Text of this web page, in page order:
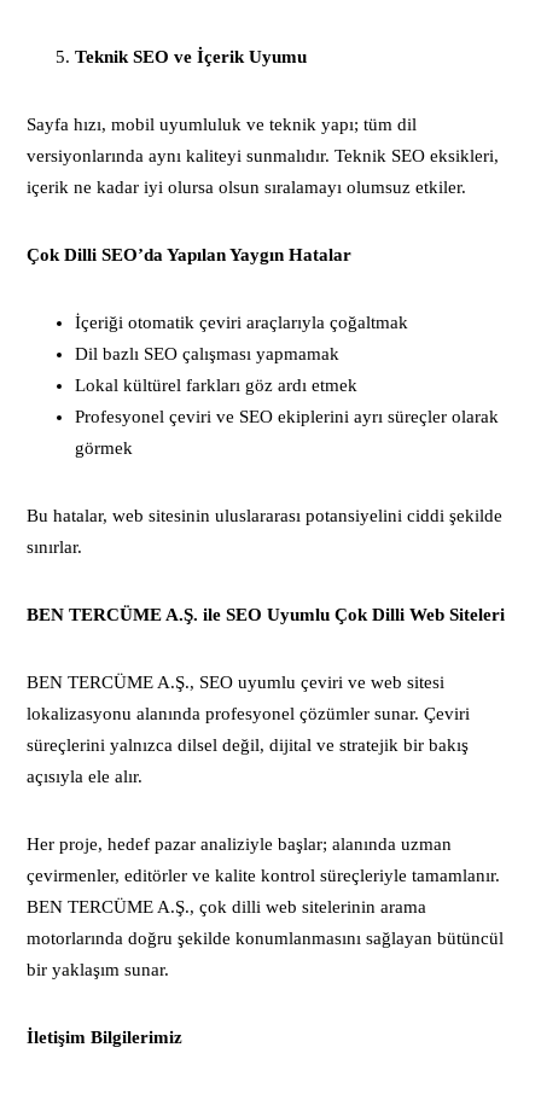
Teknik SEO ve İçerik Uyumu
Sayfa hızı, mobil uyumluluk ve teknik yapı; tüm dil
versiyonlarında aynı kaliteyi sunmalıdır. Teknik SEO eksikleri,
içerik ne kadar iyi olursa olsun sıralamayı olumsuz etkiler.
Çok Dilli SEO’da Yapılan Yaygın Hatalar
İçeriği otomatik çeviri araçlarıyla çoğaltmak
Dil bazlı SEO çalışması yapmamak
Lokal kültürel farkları göz ardı etmek
Profesyonel çeviri ve SEO ekiplerini ayrı süreçler olarak
görmek
Bu hatalar, web sitesinin uluslararası potansiyelini ciddi şekilde
sınırlar.
BEN TERCÜME A.Ş. ile SEO Uyumlu Çok Dilli Web Siteleri
BEN TERCÜME A.Ş., SEO uyumlu çeviri ve web sitesi
lokalizasyonu alanında profesyonel çözümler sunar. Çeviri
süreçlerini yalnızca dilsel değil, dijital ve stratejik bir bakış
açısıyla ele alır.
Her proje, hedef pazar analiziyle başlar; alanında uzman
çevirmenler, editörler ve kalite kontrol süreçleriyle tamamlanır.
BEN TERCÜME A.Ş., çok dilli web sitelerinin arama
motorlarında doğru şekilde konumlanmasını sağlayan bütüncül
bir yaklaşım sunar.
İletişim Bilgilerimiz